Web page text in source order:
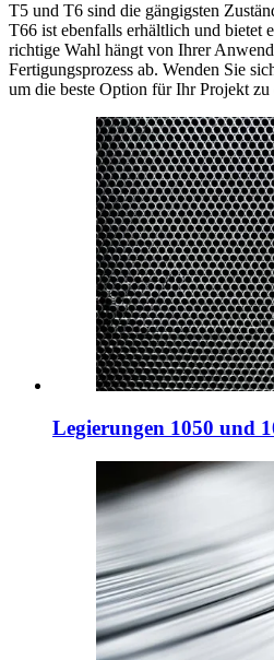
T5 und T6 sind die gängigsten
T66 ist ebenfalls erhältlich und bietet
richtige Wahl hängt von Ihrer
Fertigungsprozess ab. Wenden Sie
um die beste Option für Ihr Projekt zu
Legierungen 1050 und